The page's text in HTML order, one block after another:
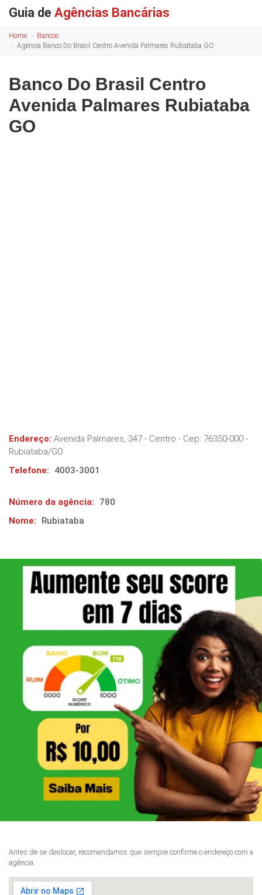
Guia de Agências Bancárias
Home
Bancos
Agência Banco Do Brasil Centro Avenida Palmares Rubiataba GO
Banco Do Brasil Centro
Avenida Palmares Rubiataba
GO
Endereço: Avenida Palmares, 347 - Centro - Cep: 76350-000 -
Rubiataba/GO
Telefone:
4003-3001
Número da agência:
780
Nome:
Rubiataba
Antes de se deslocar, recomendamos que sempre confirme o endereço com a
agência.